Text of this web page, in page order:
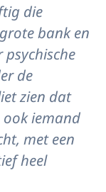
die
bank en
psychische
de
zien dat
ook iemand
met een
heel